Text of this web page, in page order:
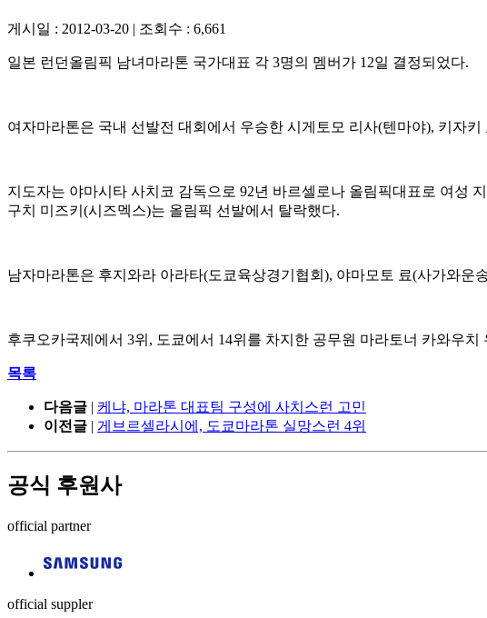
게시일 : 2012-03-20 조회수 : 6,661
일본 런던올림픽 남녀마라톤 국가대표 각 3명의 멤버가 12일 결정되었다.
여자마라톤은 국내 선발전 대회에서 우승한 시게토모 리사(텐마야), 키자
지도자는 야마시타 사치코 감독으로 92년 바르셀로나 올림픽대표로 여성
구치 미즈키(시즈멕스)는 올림픽 선발에서 탈락했다.
남자마라톤은 후지와라 아라타(도쿄육상경기협회), 야마모토 료(사가와
후쿠오카국제에서 3위, 도쿄에서 14위를 차지한 공무원 마라토너 카와우
목록
다음글
케냐, 마라톤 대표팀 구성에 사치스런 고민
이전글
게브르셀라시에, 도쿄마라톤 실망스런 4위
공식 후원사
official partner
official suppler